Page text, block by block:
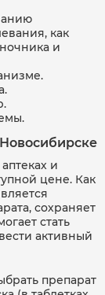
как
и
и
цене. Как
сохраняет
стать
активный
препарат